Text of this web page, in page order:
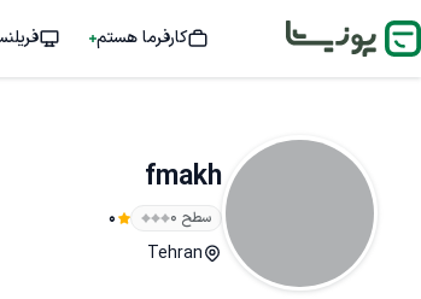
کارفرما هستم
fmakh
سطح ۰ 0
Tehran